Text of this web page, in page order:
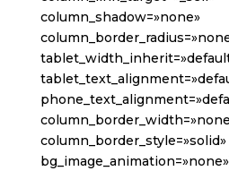
column_shadow=»none»
column_border_style=»solid»